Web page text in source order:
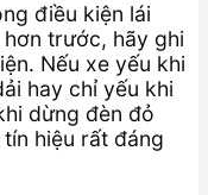
điều kiện lái
trước, hãy ghi
Nếu xe yếu khi
hay chỉ yếu khi
dừng đèn đỏ
hiệu rất đáng